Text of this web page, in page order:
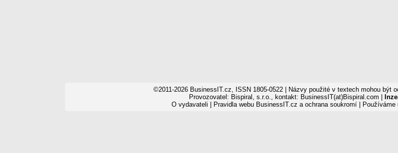
©2011-2026 BusinessIT.cz, ISSN 1805-0522 | Názvy použité v textech mohou být
Provozovatel: Bispiral, s.r.o., kontakt: BusinessIT(at)Bispiral.com |
O vydavateli
Pravidla webu BusinessIT.cz a ochrana soukromí | Používáme